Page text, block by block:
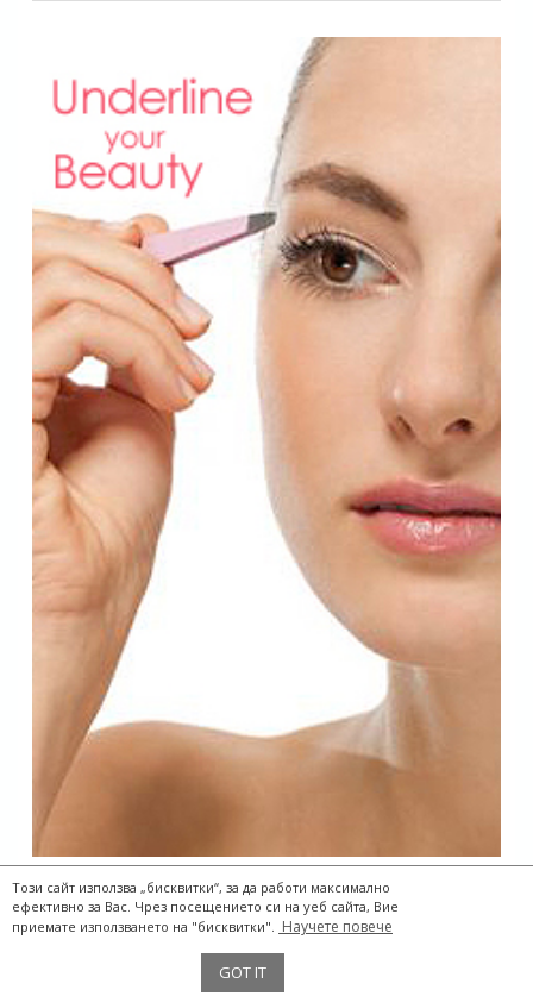
The Two Storks® 2017
Този сайт използва „бисквитки“, за да работи максимално
ефективно за Вас. Чрез посещението си на уеб сайта, Вие
приемате използването на "бисквитки".
Научете повече
GOT IT